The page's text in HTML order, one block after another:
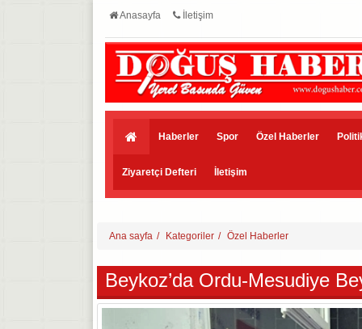
Anasayfa İletişim
Haberler Spor Özel Haberler
Ziyaretçi Defteri İletişim
Ana sayfa Kategoriler Özel Haberler
Beykoz’da Ordu-Mesudiye